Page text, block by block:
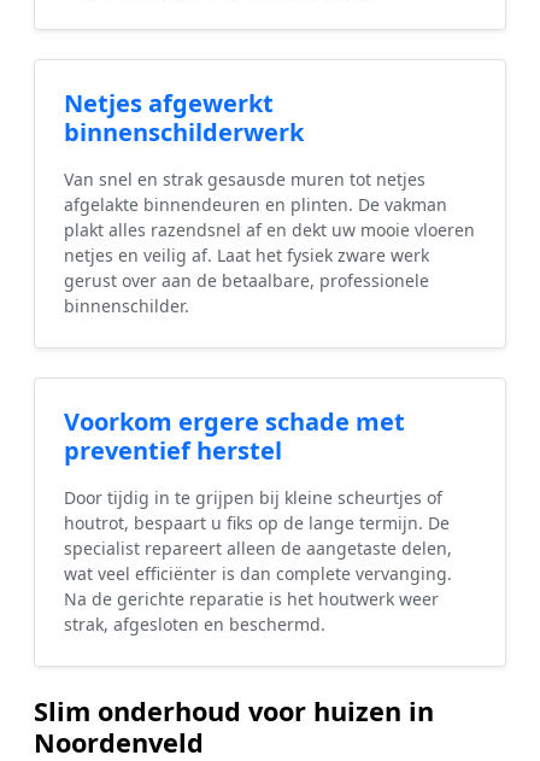
Netjes afgewerkt
binnenschilderwerk
Van snel en strak gesausde muren tot netjes
afgelakte binnendeuren en plinten. De vakman
plakt alles razendsnel af en dekt uw mooie vloeren
netjes en veilig af. Laat het fysiek zware werk
gerust over aan de betaalbare, professionele
binnenschilder.
Voorkom ergere schade met
preventief herstel
Door tijdig in te grijpen bij kleine scheurtjes of
houtrot, bespaart u fiks op de lange termijn. De
specialist repareert alleen de aangetaste delen,
wat veel efficiënter is dan complete vervanging.
Na de gerichte reparatie is het houtwerk weer
strak, afgesloten en beschermd.
Slim onderhoud voor huizen in
Noordenveld